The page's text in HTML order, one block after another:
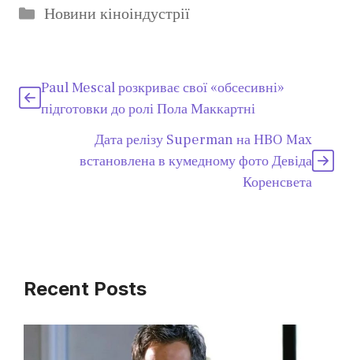
Категорії
Новини кіноіндустрії
Paul Mescal розкриває свої «обсесивні»
підготовки до ролі Пола Маккартні
Дата релізу Superman на HBO Max
встановлена в кумедному фото Девіда
Коренсвета
Recent Posts